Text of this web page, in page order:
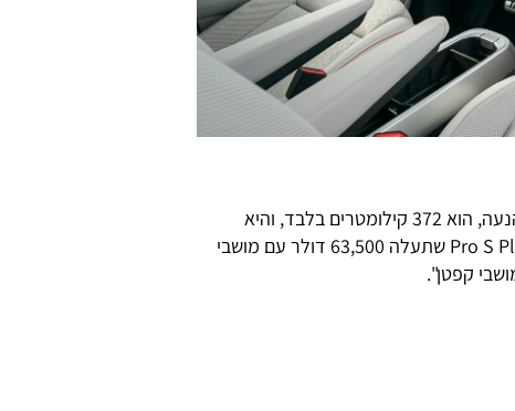
טווח הנסיעה המוצהר של הגרסה הבכירה, כפולת ההנעה, הוא 372 קילומטרים בלבד, והיא
מוצעת בגרסת אבזור עם שישה מושבים שנקראת Pro S Plus שתעלה 63,500 דולר עם מושבי